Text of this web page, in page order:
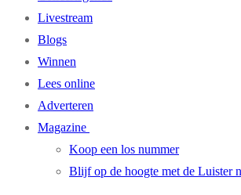
Livestream
Blogs
Winnen
Lees online
Adverteren
Magazine
Koop een los nummer
Blijf op de hoogte met de Luister